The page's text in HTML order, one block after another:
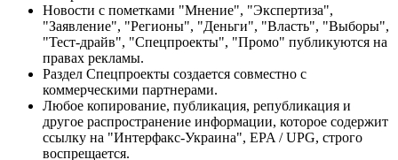
Новости с пометками "Мнение", "Экспертиза",
"Заявление", "Регионы", "Деньги", "Власть", "Выборы",
"Тест-драйв", "Спецпроекты", "Промо" публикуются на
правах рекламы.
Раздел Спецпроекты создается совместно с
коммерческими партнерами.
Любое копирование, публикация, републикация и
другое распространение информации, которое содержит
ссылку на "Интерфакс-Украина", EPA / UPG, строго
воспрещается.